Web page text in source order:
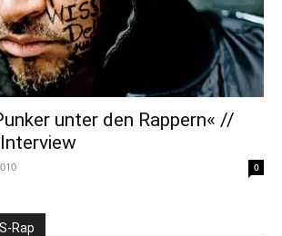
unter den Rappern« //
0
Rap